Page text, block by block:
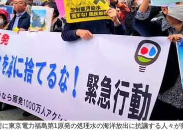
東京電力福島第1原発の処理水の海洋放出に抗議する人々が